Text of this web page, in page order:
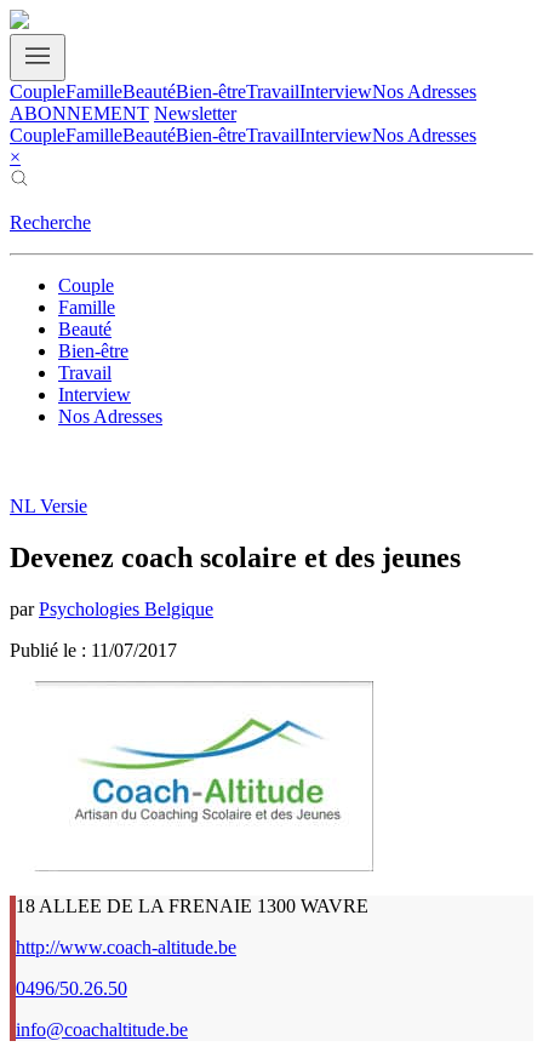
CoupleFamilleBeautéBien-êtreTravailInterviewNos Adresses
ABONNEMENT Newsletter
CoupleFamilleBeautéBien-êtreTravailInterviewNos Adresses
×
Recherche
Couple
Famille
Beauté
Bien-être
Travail
Interview
Nos Adresses
NL Versie
Devenez coach scolaire et des jeunes
par Psychologies Belgique
Publié le : 11/07/2017
18 ALLEE DE LA FRENAIE 1300 WAVRE
http://www.coach-altitude.be
0496/50.26.50
info@coachaltitude.be